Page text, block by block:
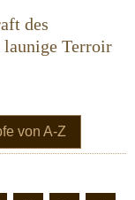
des
launige Terroir
von A-Z